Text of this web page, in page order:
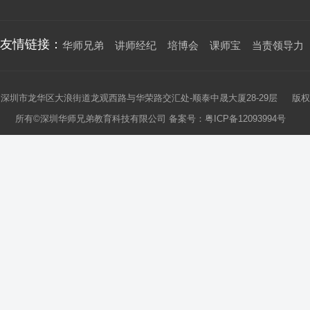
友情链接： 华师兄弟 讲师经纪 培博会 课师宝 当责领导力
深圳市龙华区大浪街道龙观西路与华荣路交汇处-顺泰中晟大厦28-29层 版权
所有©深圳华师兄弟教育科技有限公司 备案号： 粤ICP备12093994号